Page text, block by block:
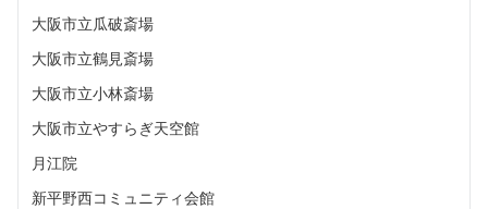
大阪市立瓜破斎場
大阪市立鶴見斎場
大阪市立小林斎場
大阪市立やすらぎ天空館
月江院
新平野西コミュニティ会館